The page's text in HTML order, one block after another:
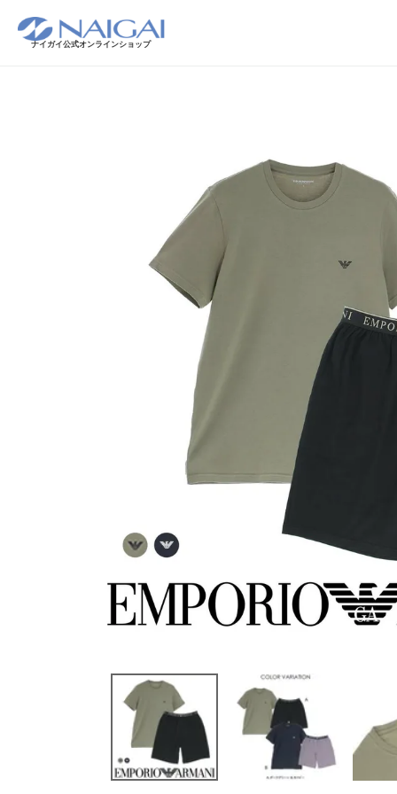
ナイガイ公式オンラインショップ